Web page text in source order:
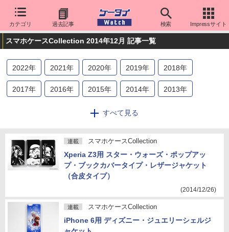
カテゴリ 過去記事 検索 Impressサイト
スマホケースCollection 2014年12月 記事一覧
2022年 2021年 2020年 2019年 2018年
2017年 2016年 2015年 2014年 2013年
すべて見る
連載 スマホケースCollection
Xperia Z3用 スター・ウォーズ・ポップアッ
プ・ブックカバータイプ・レザージャケット
（合皮タイプ）
(2014/12/26)
連載 スマホケースCollection
iPhone 6用 ディズニー・ジュエリーシェルジ